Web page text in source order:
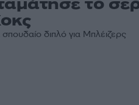
το
διπλό για Μπλέιζερς